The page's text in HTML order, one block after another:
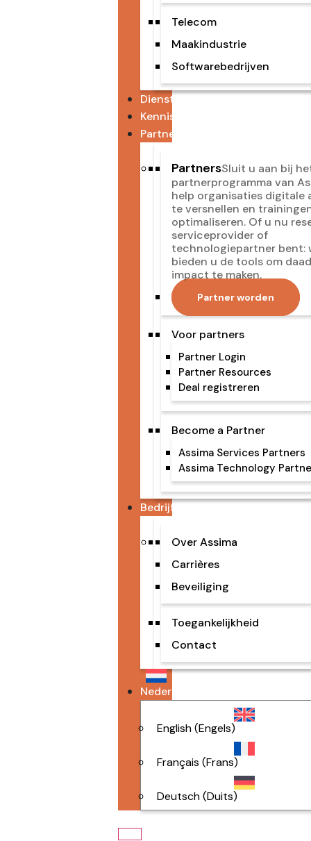
Telecom
Maakindustrie
Softwarebedrijven
Diensten
Kennisbank
Partners
PartnersSluit u aan bij
partnerprogramma van
help organisaties digitale
te versnellen en
optimaliseren. Of u nu
serviceprovider of
technologiepartner bent:
bieden u de tools om
impact te maken.
Partner worden
Voor partners
Partner Login
Partner Resources
Deal registreren
Become a Partner
Assima Services Partners
Assima Technology
Bedrijf
Over Assima
Carrières
Beveiliging
Toegankelijkheid
Contact
Nederlands
English(Engels)
Français (Frans)
Deutsch(Duits)